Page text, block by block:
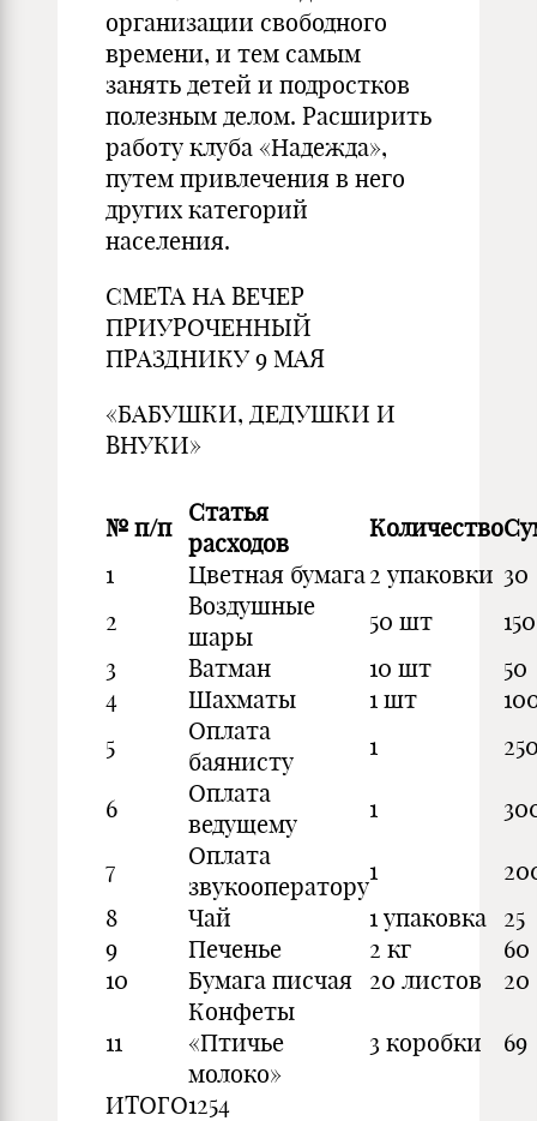
организации свободного
времени, и тем самым
занять детей и подростков
полезным делом. Расширить
работу клуба «Надежда»,
путем привлечения в него
других категорий
населения.
СМЕТА НА ВЕЧЕР
ПРИУРОЧЕННЫЙ
ПРАЗДНИКУ 9 МАЯ
«БАБУШКИ, ДЕДУШКИ И
ВНУКИ»
№ п/п
Статья
расходов
Количество
1
Цветная бумага2 упаковки 30
2
Воздушные
шары
50 шт
150
3
Ватман 10 шт
50
4
Шахматы 1 шт
5
Оплата
баянисту
1
6
Оплата
ведущему
1
7
Оплата
звукооператору
1
8
Чай 1 упаковка 25
9
Печенье 2 кг
60
10
Бумага писчая 20 листов 20
11
Конфеты
«Птичье
молоко»
3 коробки 69
ИТОГО1254